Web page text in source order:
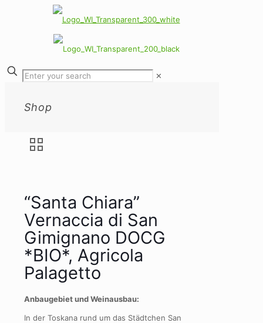
✕
Shop
“Santa Chiara”
Vernaccia di San
Gimignano DOCG
*BIO*, Agricola
Palagetto
Anbaugebietund Weinausbau:
In der Toskana rund um das Städtchen San